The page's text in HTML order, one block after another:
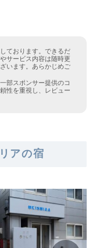
ております。できるだ
サービス内容は随時更
います。あらかじめご
部スポンサー提供のコ
性を重視し、レビュー
アの宿